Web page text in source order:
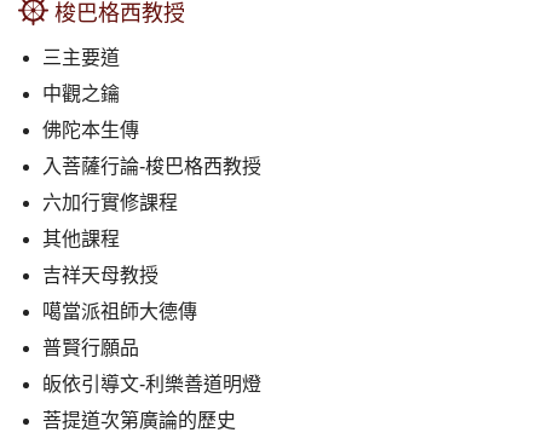
梭巴格西教授
三主要道
中觀之鑰
佛陀本生傳
入菩薩行論-梭巴格西教授
六加行實修課程
其他課程
吉祥天母教授
噶當派祖師大德傳
普賢行願品
皈依引導文-利樂善道明燈
菩提道次第廣論的歷史